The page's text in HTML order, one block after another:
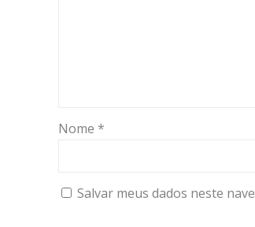
Nome *
Salvar meus dados neste